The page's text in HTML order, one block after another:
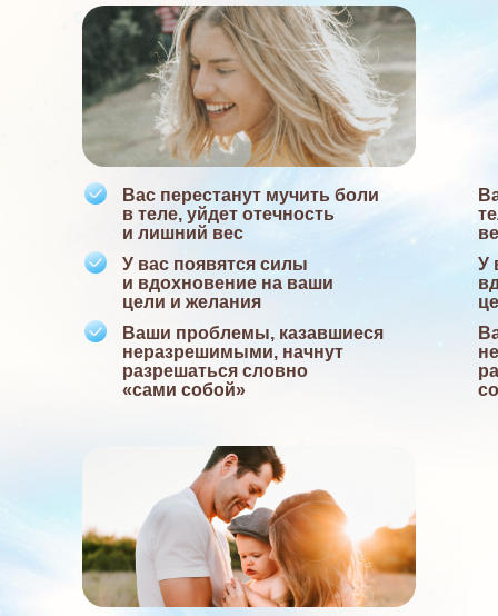
Вас перестанут мучить боли
в теле, уйдет отечность
и лишний вес
У
У вас появятся силы
и вдохновение на ваши
цели и желания
Ваши проблемы, казавшиеся
неразрешимыми, начнут
разрешаться словно
«сами собой»